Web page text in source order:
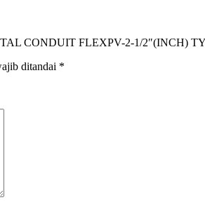
CONDUIT FLEXPV-2-1/2″(INCH)
ditandai *